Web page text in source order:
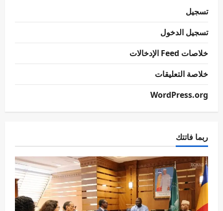
تسجيل
تسجيل الدخول
خلاصات Feed الإدخالات
خلاصة التعليقات
WordPress.org
ربما فاتتك